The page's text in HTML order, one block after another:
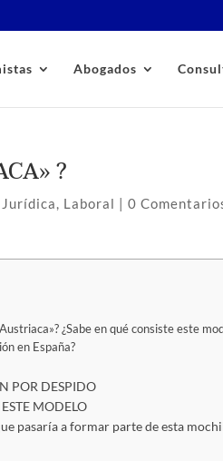
Abogados
?
, Laboral |0
¿Sabe en qué consiste este
en España?
POR DESPIDO
MODELO
pasaría a formar parte de esta